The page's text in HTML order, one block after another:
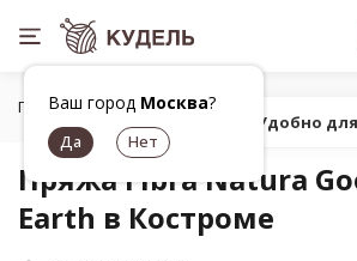
Ваш город Москва?
Главная Все для вязания
Пряжа Fibra Natura
Earth в Костроме
Попробуй! Удобно